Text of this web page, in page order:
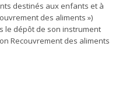
destinés aux enfants et à
des aliments »)
le dépôt de son instrument
Recouvrement des aliments